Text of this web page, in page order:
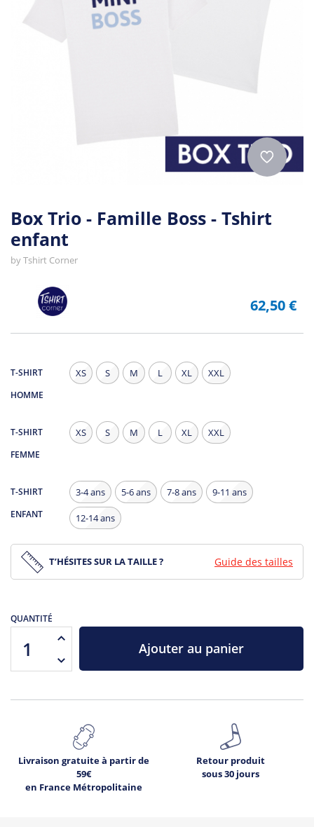
Box Trio - Famille Boss - Tshirt
enfant
byTshirt Corner
62,50 €
T-SHIRT
HOMME
XS S M L XL XXL
T-SHIRT
FEMME
XS S M L XL XXL
T-SHIRT
ENFANT
3-4 ans 5-6 ans 7-8 ans 9-11 ans
12-14 ans
T’HÉSITES SUR LA TAILLE ? Guide des tailles
QUANTITÉ
Ajouter au panier
Livraison gratuite à partir de
59€
en France Métropolitaine
Retour produit
sous 30 jours